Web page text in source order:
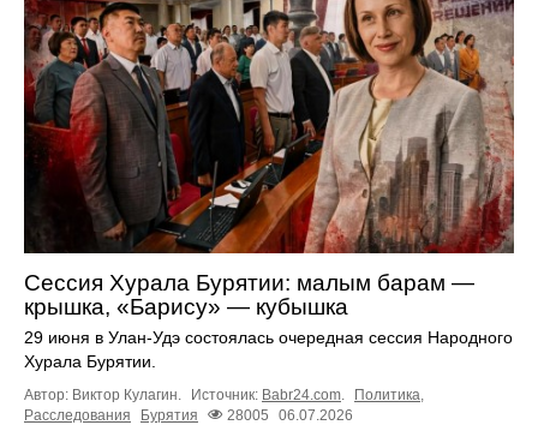
Сессия Хурала Бурятии: малым барам —
крышка, «Барису» — кубышка
29 июня в Улан-Удэ состоялась очередная сессия Народного
Хурала Бурятии.
Автор: Виктор Кулагин. Источник: Babr24.com. Политика,
Расследования
Бурятия 28005 06.07.2026